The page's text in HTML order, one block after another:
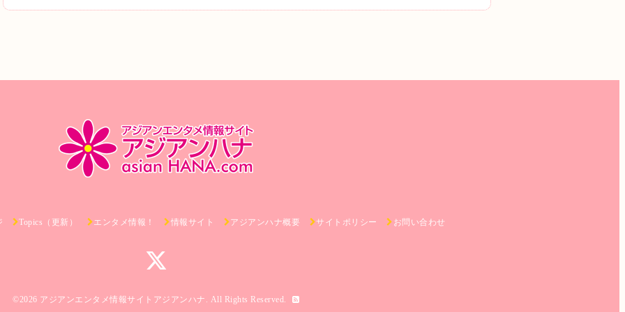
Topics（更新） エンタメ情報！ 情報サイト アジアンハナ概要 サイトポリシー お問い合わせ
©2026 アジアンエンタメ情報サイトアジアンハナ . All Rights Reserved.